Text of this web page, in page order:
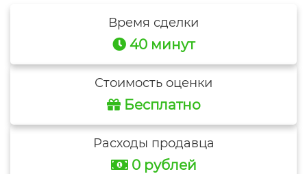
Время сделки
40 минут
Стоимость оценки
Бесплатно
Расходы продавца
0 рублей